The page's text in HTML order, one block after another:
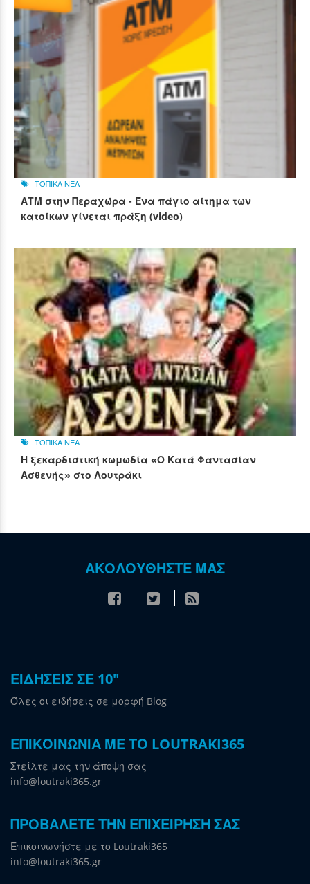
ΤΟΠΙΚΑ ΝΕΑ
ΑΤΜ στην Περαχώρα - Ένα πάγιο αίτημα των
κατοίκων γίνεται πράξη (video)
ΤΟΠΙΚΑ ΝΕΑ
Η ξεκαρδιστική κωμωδία «Ο Κατά Φαντασίαν
Ασθενής» στο Λουτράκι
ΑΚΟΛΟΥΘΗΣΤΕ ΜΑΣ
ΕΙΔΗΣΕΙΣ ΣΕ 10"
Όλες οι ειδήσεις σε μορφή Blog
ΕΠΙΚΟΙΝΩΝΙΑ ΜΕ ΤΟ LOUTRAKI365
Στείλτε μας την άποψη σας
info@loutraki365.gr
ΠΡΟΒΑΛΕΤΕ ΤΗΝ ΕΠΙΧΕΙΡΗΣΗ ΣΑΣ
Επικοινωνήστε με το Loutraki365
info@loutraki365.gr